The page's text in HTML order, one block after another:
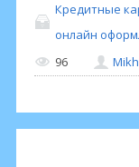
Кредитные
онлайн
96